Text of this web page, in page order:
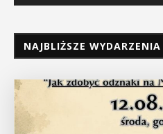
NAJBLIŻSZE WYDARZENIA